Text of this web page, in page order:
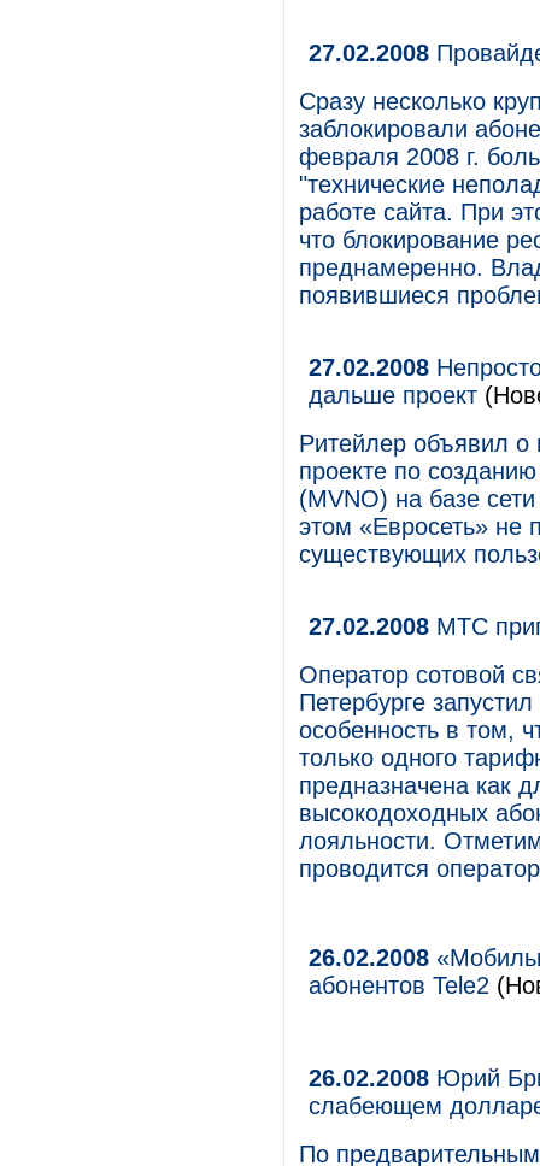
27.02.2008
Сразу несколько
заблокировали
февраля 2008 г.
"технические
работе сайта. При
что блокирование
преднамеренно.
появившиеся
27.02.2008
дальше проект
Ритейлер объявил о
проекте по
(MVNO) на базе
этом «Евросеть» не
существующих
27.02.2008 МТС
Оператор сотовой
Петербурге
особенность в том,
только одного
предназначена как
высокодоходных
лояльности.
проводится
26.02.2008
абонентов Tele2
26.02.2008 Юрий
слабеющем
По